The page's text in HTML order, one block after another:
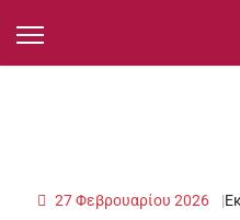
27 Φεβρουαρίου 2026